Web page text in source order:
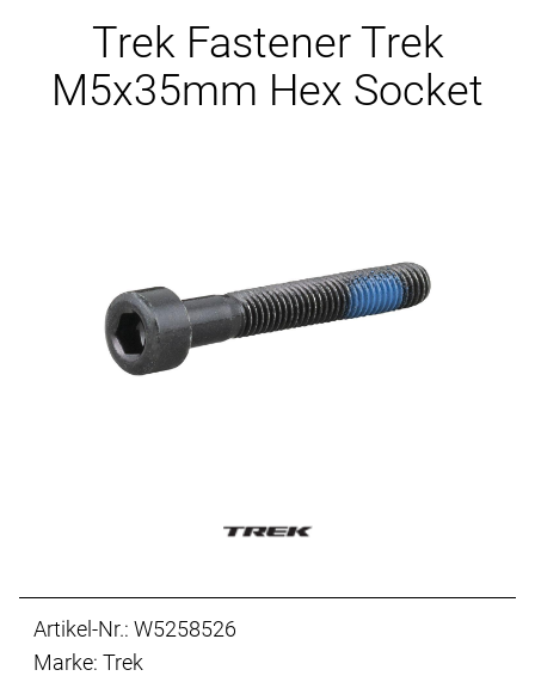
Trek Fastener Trek
M5x35mm Hex Socket
Artikel-Nr.: W5258526
Marke: Trek